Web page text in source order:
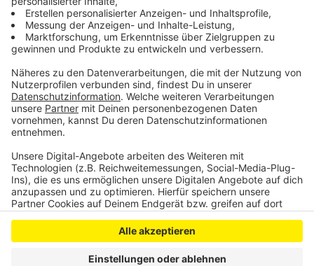
Anzeige
Anzeige
Anzeige